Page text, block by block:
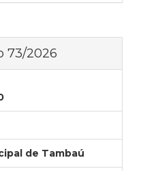
73/2026
de Tambaú